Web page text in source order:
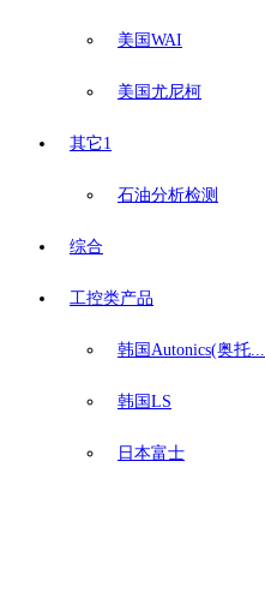
美国WAI
美国尤尼柯
其它1
石油分析检测
综合
工控类产品
韩国Autonics(奥托...
韩国LS
日本富士